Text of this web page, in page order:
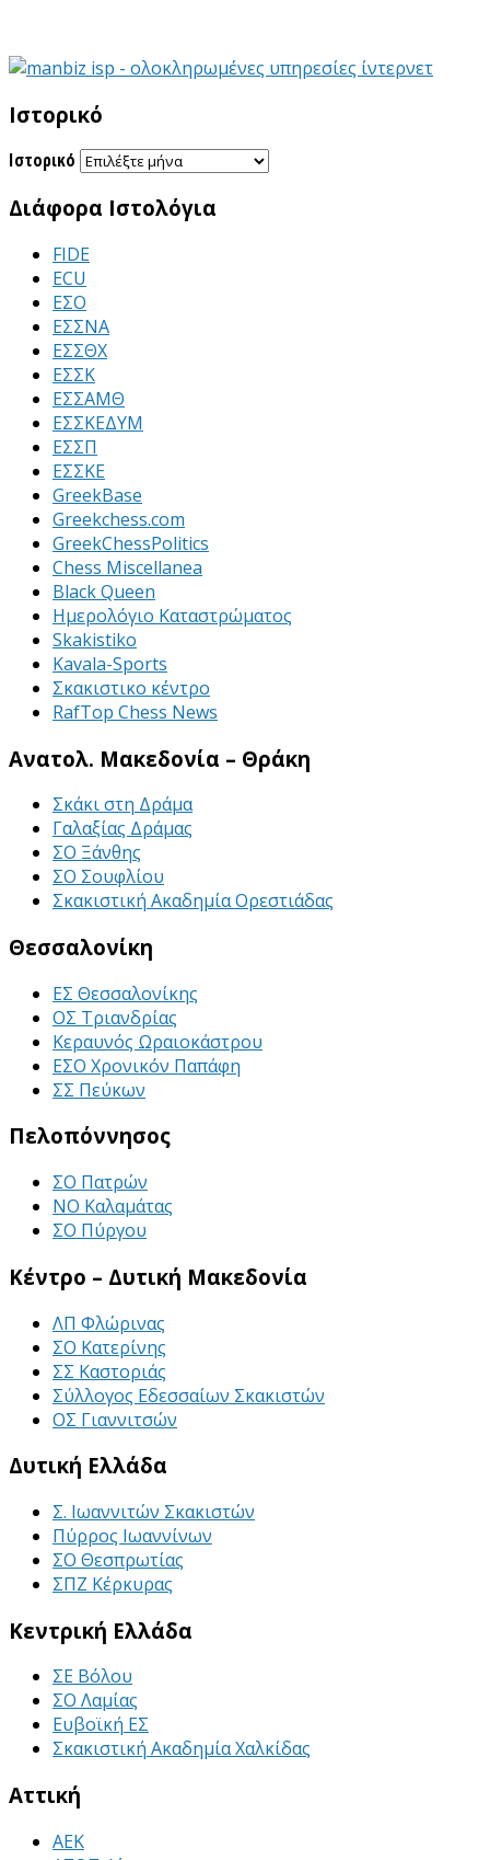
Ιστορικό
Ιστορικό
Διάφορα Ιστολόγια
FIDE
ECU
ΕΣΟ
ΕΣΣΝΑ
ΕΣΣΘΧ
ΕΣΣΚ
ΕΣΣΑΜΘ
ΕΣΣΚΕΔΥΜ
ΕΣΣΠ
ΕΣΣΚΕ
GreekBase
Greekchess.com
GreekChessPolitics
Chess Miscellanea
Black Queen
Ημερολόγιο Καταστρώματος
Skakistiko
Kavala-Sports
Σκακιστικο κέντρο
RafTop Chess News
Ανατολ. Μακεδονία – Θράκη
Σκάκι στη Δράμα
Γαλαξίας Δράμας
ΣΟ Ξάνθης
ΣΟ Σουφλίου
Σκακιστική Ακαδημία Ορεστιάδας
Θεσσαλονίκη
ΕΣ Θεσσαλονίκης
ΟΣ Τριανδρίας
Κεραυνός Ωραιοκάστρου
ΕΣΟ Χρονικόν Παπάφη
ΣΣ Πεύκων
Πελοπόννησος
ΣΟ Πατρών
ΝΟ Καλαμάτας
ΣΟ Πύργου
Κέντρο – Δυτική Μακεδονία
ΛΠ Φλώρινας
ΣΟ Κατερίνης
ΣΣ Καστοριάς
Σύλλογος Εδεσσαίων Σκακιστών
ΟΣ Γιαννιτσών
Δυτική Ελλάδα
Σ. Ιωαννιτών Σκακιστών
Πύρρος Ιωαννίνων
ΣΟ Θεσπρωτίας
ΣΠΖ Κέρκυρας
Κεντρική Ελλάδα
ΣΕ Βόλου
ΣΟ Λαμίας
Ευβοϊκή ΕΣ
Σκακιστική Ακαδημία Χαλκίδας
Αττική
ΑΕΚ